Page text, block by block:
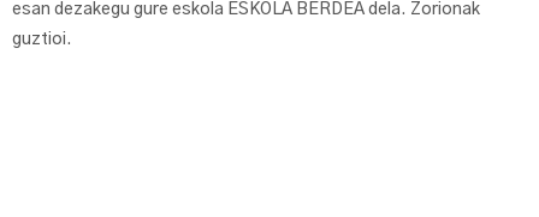
esan dezakegu gure eskola ESKOLA BERDEA dela. Zorionak
guztioi.